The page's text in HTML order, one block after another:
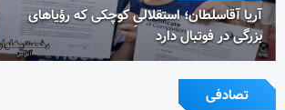
آریا آقاسلطان؛ استقلالیِ کوچکی که رؤیاهای
بزرگی در فوتبال دارد
تصادفی